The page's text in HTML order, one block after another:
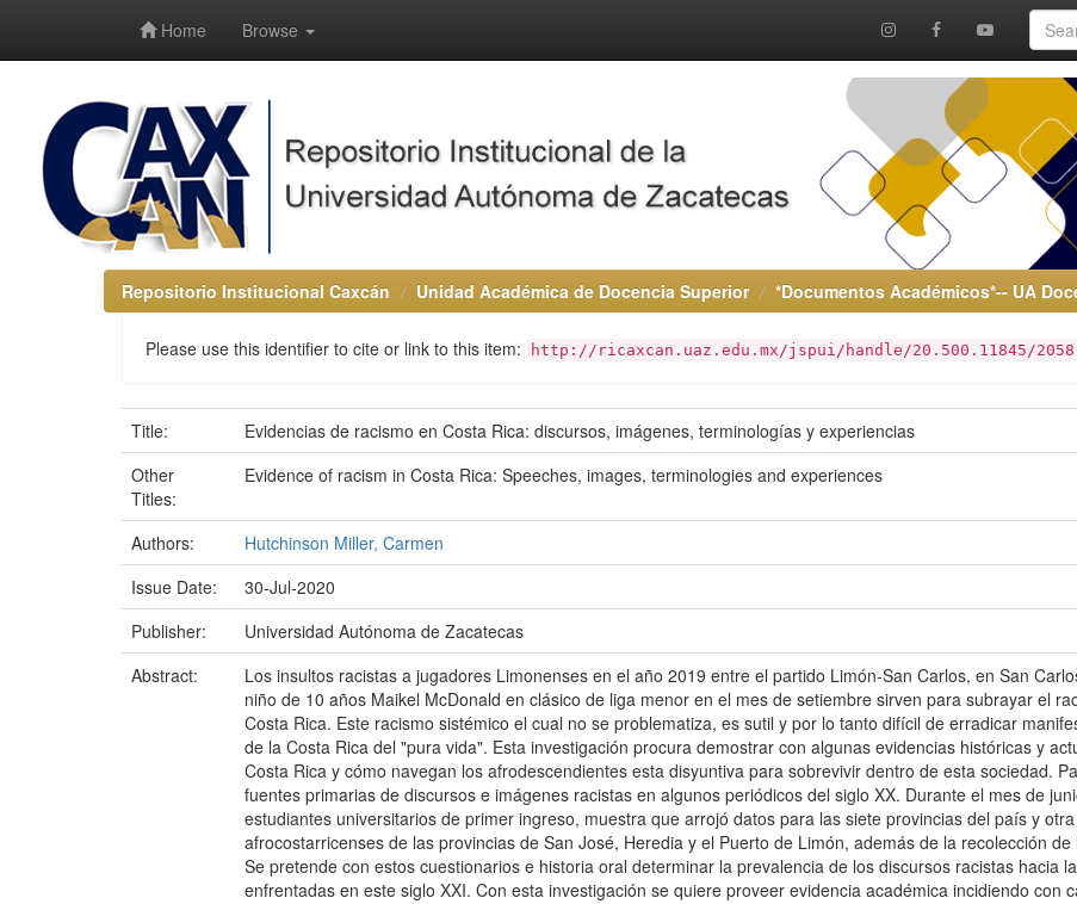
Home Browse
Repositorio Institucional Caxcán Unidad Académica de Docencia Superior *Documentos Académicos*-- UA
Please use this identifier to cite or link to this item: http://ricaxcan.uaz.edu.mx/jspui/handle/20.500.11845/2058
Title:
Evidencias de racismo en Costa Rica: discursos, imágenes, terminologías y experiencias
Other
Titles:
Evidence of racism in Costa Rica: Speeches, images, terminologies and experiences
Authors:
Hutchinson Miller, Carmen
Issue Date:
30-Jul-2020
Publisher:
Universidad Autónoma de Zacatecas
Abstract:
Los insultos racistas a jugadores Limonenses en el año 2019 entre el partido Limón-San Carlos, en San
niño de 10 años Maikel McDonald en clásico de liga menor en el mes de setiembre sirven para subrayar el
Costa Rica. Este racismo sistémico el cual no se problematiza, es sutil y por lo tanto difícil de erradicar
de la Costa Rica del "pura vida". Esta investigación procura demostrar con algunas evidencias históricas y
Costa Rica y cómo navegan los afrodescendientes esta disyuntiva para sobrevivir dentro de esta sociedad.
fuentes primarias de discursos e imágenes racistas en algunos periódicos del siglo XX. Durante el mes de
estudiantes universitarios de primer ingreso, muestra que arrojó datos para las siete provincias del país y
afrocostarricenses de las provincias de San José, Heredia y el Puerto de Limón, además de la recolección
Se pretende con estos cuestionarios e historia oral determinar la prevalencia de los discursos racistas hacia
enfrentadas en este siglo XXI. Con esta investigación se quiere proveer evidencia académica incidiendo con